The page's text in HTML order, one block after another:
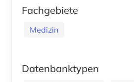
Fachgebiete
Medizin
Datenbanktypen